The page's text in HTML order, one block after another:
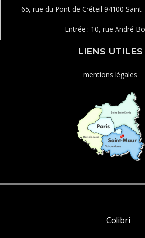
65, rue du Pont de Créteil 94100
Entrée : 10, rue André
LIENS UTILES
mentions légales
Colibri